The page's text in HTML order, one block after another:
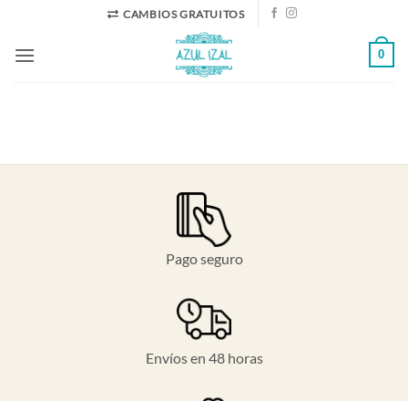
contenido
CAMBIOS GRATUITOS
0
Pago seguro
Envíos en 48 horas